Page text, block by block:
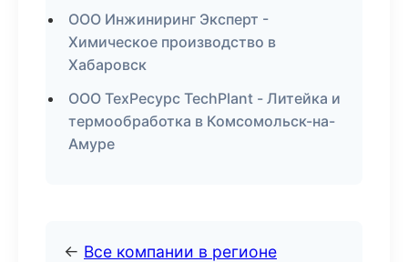
ООО Инжиниринг Эксперт -
Химическое производство в
Хабаровск
ООО ТехРесурс TechPlant - Литейка и
термообработка в Комсомольск-на-
Амуре
← Все компании в регионе